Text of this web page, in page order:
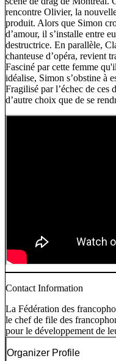
rencontre Olivier, la
produit. Alors que Simon
d’amour, il s’installe entre
destructrice. En parallèle,
chanteuse d’opéra, revient
Fasciné par cette femme
idéalise, Simon s’obstine à
Fragilisé par l’échec de ces
d’autre choix que de se
Contact Information
La Fédération des
le chef de file des
pour le développement de
Organizer Profile